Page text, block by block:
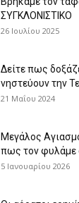
ΣΥΓΚΛΟΝΙΣΤΙΚΟ
26 Ιουλίου 2025
Δείτε πως
νηστεύουν την
21 Μαΐου 2024
Μεγάλος
πως τον φυλάμε
5 Ιανουαρίου 2026